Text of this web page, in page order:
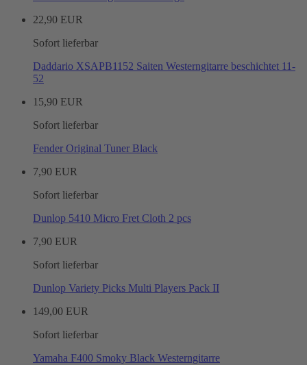
22,90 EUR
Sofort lieferbar
Daddario XSAPB1152 Saiten Westerngitarre beschichtet 11-
52
15,90 EUR
Sofort lieferbar
Fender Original Tuner Black
7,90 EUR
Sofort lieferbar
Dunlop 5410 Micro Fret Cloth 2 pcs
7,90 EUR
Sofort lieferbar
Dunlop Variety Picks Multi Players Pack II
149,00 EUR
Sofort lieferbar
Yamaha F400 Smoky Black Westerngitarre